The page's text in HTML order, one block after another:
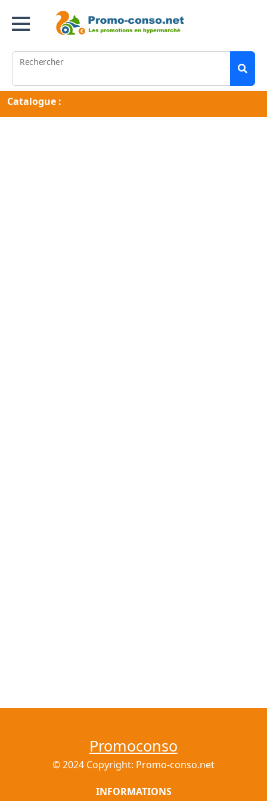
Rechercher
Catalogue :
Promoconso
© 2024 Copyright: Promo-conso.net
INFORMATIONS